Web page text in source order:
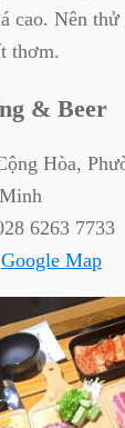
cao. Nên thử
thơm.
& Beer
Hòa,
6263 7733
Google Map